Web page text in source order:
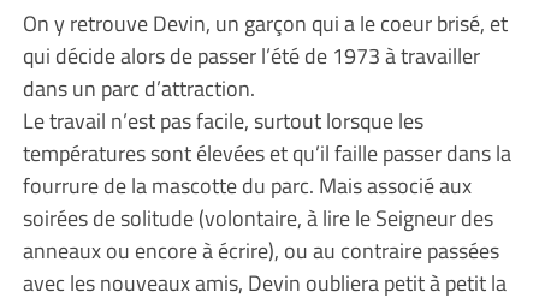
On y retrouve Devin, un garçon qui a le coeur brisé, et
qui décide alors de passer l’été de 1973 à travailler
dans un parc d’attraction.
Le travail n’est pas facile, surtout lorsque les
températures sont élevées et qu’il faille passer dans la
fourrure de la mascotte du parc. Mais associé aux
soirées de solitude (volontaire, à lire le Seigneur des
anneaux ou encore à écrire), ou au contraire passées
avec les nouveaux amis, Devin oubliera petit à petit la